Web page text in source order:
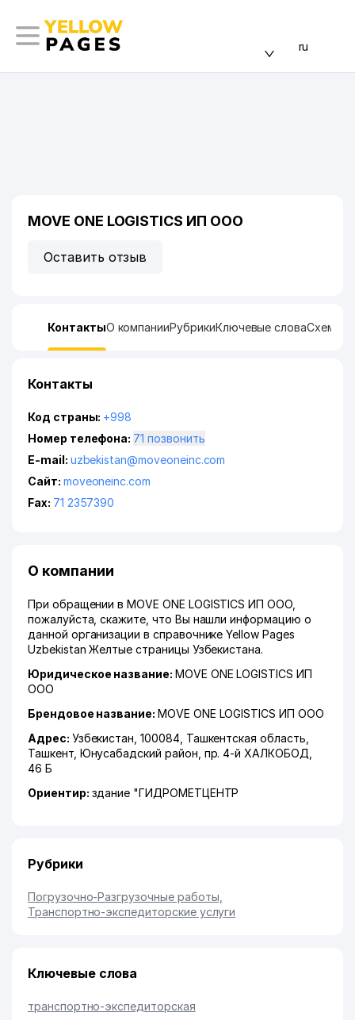
ru
MOVE ONE LOGISTICS ИП ООО
Оставить отзыв
КонтактыО компанииРубрикиКлючевые словаСхема
Контакты
Код страны: +998
Номер телефона:
71 позвонить
E-mail: uzbekistan@moveoneinc.com
Сайт: moveoneinc.com
Fax: 71 2357390
О компании
При обращении в MOVE ONE LOGISTICS ИП ООО,
пожалуйста, скажите, что Вы нашли информацию о
данной организации в справочнике Yellow Pages
Uzbekistan Желтые страницы Узбекистана.
Юридическое название: MOVE ONE LOGISTICS ИП
ООО
Брендовое название: MOVE ONE LOGISTICS ИП ООО
Адрес: Узбекистан, 100084, Ташкентская область
Ташкент, Юнусабадский район пр. 4-й ХАЛКОБОД
46 Б
Ориентир: здание "ГИДРОМЕТЦЕНТР
Рубрики
Погрузочно-Разгрузочные работы
Транспортно-экспедиторские услуги
Ключевые слова
транспортно-экспедиторская